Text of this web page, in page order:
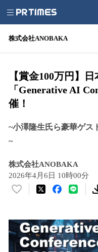
株式会社ANOBAKA
【賞金100万円】
「Generative AI
催！
~小澤隆生氏ら豪華ゲス
~
株式会社ANOBAKA
2026年4月6日 10時00分
い
！
数
を